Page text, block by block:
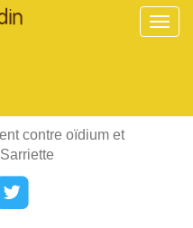
contre oïdium et